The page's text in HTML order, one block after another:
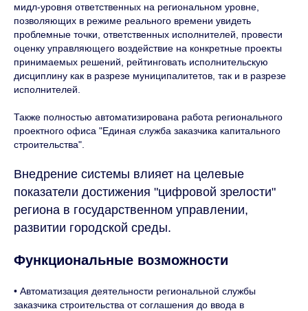
мидл-уровня ответственных на региональном уровне,
позволяющих в режиме реального времени увидеть
проблемные точки, ответственных исполнителей, провести
оценку управляющего воздействие на конкретные проекты
принимаемых решений, рейтинговать исполнительскую
дисциплину как в разрезе муниципалитетов, так и в разрезе
исполнителей.
Также полностью автоматизирована работа регионального
проектного офиса "Единая служба заказчика капитального
строительства".
Внедрение системы влияет на целевые
показатели достижения "цифровой зрелости"
региона в государственном управлении,
развитии городской среды.
Функциональные возможности
• Автоматизация деятельности региональной службы
заказчика строительства от соглашения до ввода в